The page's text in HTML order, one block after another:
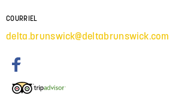
COURRIEL
delta.brunswick@deltabrunswick.com